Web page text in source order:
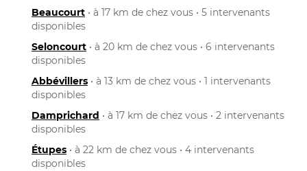
Beaucourt • à 17 km de chez vous • 5 intervenants
disponibles
Seloncourt • à 20 km de chez vous • 6 intervenants
disponibles
Abbévillers • à 13 km de chez vous • 1 intervenants
disponibles
Damprichard • à 17 km de chez vous • 2 intervenants
disponibles
Étupes • à 22 km de chez vous • 4 intervenants
disponibles